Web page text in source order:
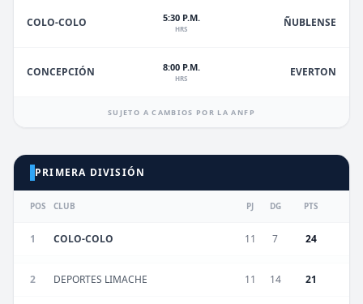
COLO-COLO 5:30 P.M.
HRS ÑUBLENSE
CONCEPCIÓN 8:00 P.M.
HRS EVERTON
SUJETO A CAMBIOS POR LA ANFP
PRIMERA DIVISIÓN
POS CLUB PJ DG PTS
1 COLO-COLO 11 7 24
2 DEPORTES LIMACHE 11 14 21